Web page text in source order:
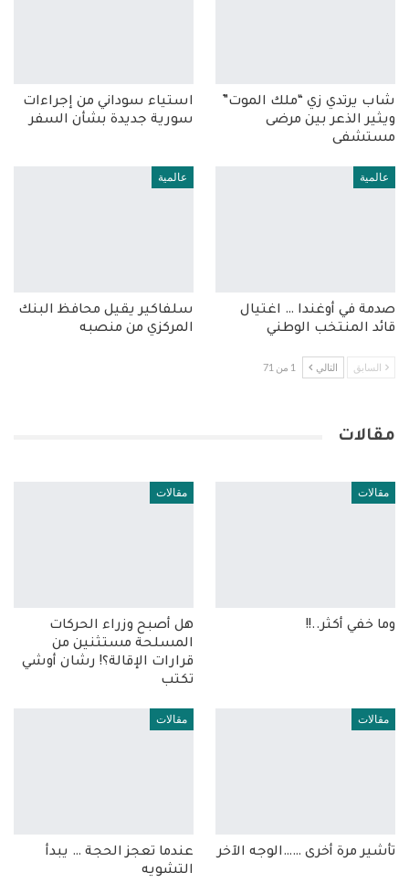
شاب يرتدي زي “ملك الموت”
ويثير الذعر بين مرضى
مستشفى
استياء سوداني من إجراءات
سورية جديدة بشأن السفر
عالمية
صدمة في أوغندا … اغتيال
قائد المنتخب الوطني
عالمية
سلفاكير يقيل محافظ البنك
المركزي من منصبه
السابق التالي 1 من 71
مقالات
مقالات
وما خفي أكثر..!!
مقالات
هل أصبح وزراء الحركات
المسلحة مستثنين من
قرارات الإقالة؟! رشان أوشي
تكتب
مقالات
تأشير مرة أخرى ……الوجه الآخر
مقالات
عندما تعجز الحجة … يبدأ
التشويه